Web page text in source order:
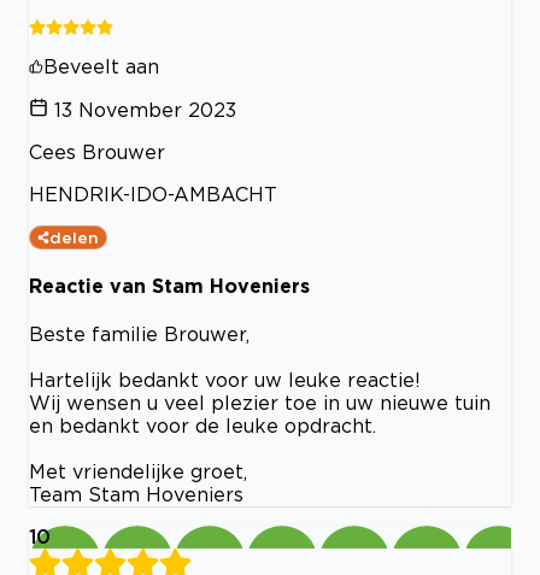
Beveelt aan
13 November 2023
Cees Brouwer
HENDRIK-IDO-AMBACHT
delen
Reactie van Stam Hoveniers
Beste familie Brouwer,
Hartelijk bedankt voor uw leuke reactie!
Wij wensen u veel plezier toe in uw nieuwe tuin
en bedankt voor de leuke opdracht.
Met vriendelijke groet,
Team Stam Hoveniers
10